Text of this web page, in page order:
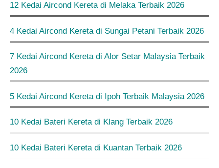
12 Kedai Aircond Kereta di Melaka Terbaik 2026
4 Kedai Aircond Kereta di Sungai Petani Terbaik 2026
7 Kedai Aircond Kereta di Alor Setar Malaysia Terbaik
2026
5 Kedai Aircond Kereta di Ipoh Terbaik Malaysia 2026
10 Kedai Bateri Kereta di Klang Terbaik 2026
10 Kedai Bateri Kereta di Kuantan Terbaik 2026